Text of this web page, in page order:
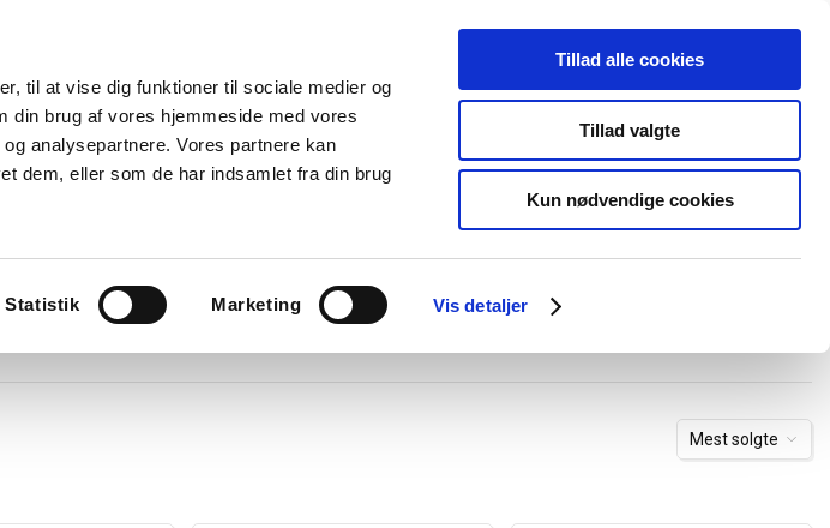
til at vise dig funktioner til sociale medier og
din brug af vores hjemmeside med vores
analysepartnere. Vores partnere kan
dem, eller som de har indsamlet fra din brug
Statistik Marketing Vis detaljer
Tillad alle cookies
Tillad valgte
Kun nødvendige cookies
+45 44 85 90 00
Ny kunde
Kontakt os
Ledningskanaler Opmærkning Forgreningsmateriel
Mest solgte